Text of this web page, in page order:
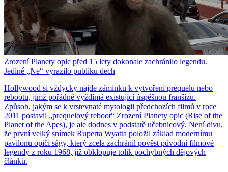
Zrození Planety opic před 15 lety dokonale zachránilo legendu.
Jediné „Ne“ vyrazilo publiku dech
Hollywood si vždycky najde záminku k vytvoření prequelu nebo
rebootu, jímž pořádně vyždímá existující úspěšnou franšízu.
Způsob, jakým se k vrstevnaté mytologii předchozích filmů v roce
2011 postavil „prequelový reboot“ Zrození Planety opic (Rise of the
Planet of the Apes), je ale dodnes v podstatě učebnicový. Není divu,
že první velký snímek Ruperta Wyatta položil základ modernímu
pavilonu opičí ságy, který zcela zachránil pověst původní filmové
legendy z roku 1968, již obklopuje tolik pochybných dějových
článků.